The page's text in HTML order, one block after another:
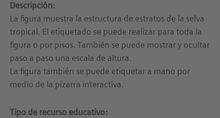
Descripción:
La figura muestra la estructura de estratos de la selva
tropical. El etiquetado se puede realizar para toda la
figura o por pisos. También se puede mostrar y ocultar
paso a paso una escala de altura.
La figura también se puede etiquetar a mano por
medio de la pizarra interactiva.
Tipo de recurso educativo: